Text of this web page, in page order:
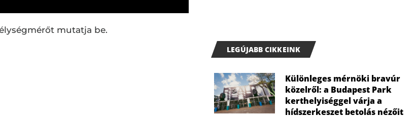
mutatja be.
LEGÚJABB CIKKEINK
Különleges mérnöki bravúr
közelről: a Budapest Park
kerthelyiséggel várja a
hídszerkeszet betolás nézőit